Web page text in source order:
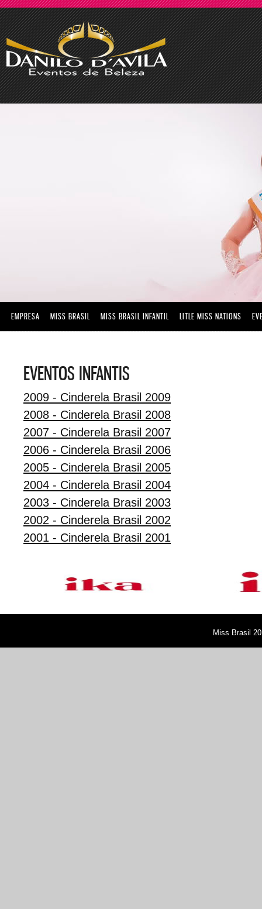
EMPRESA MISS BRASIL MISS BRASIL INFANTIL LITLE MISS NATIONS
EVENTOS INFANTIS
2009 - Cinderela Brasil 2009
2008 - Cinderela Brasil 2008
2007 - Cinderela Brasil 2007
2006 - Cinderela Brasil 2006
2005 - Cinderela Brasil 2005
2004 - Cinderela Brasil 2004
2003 - Cinderela Brasil 2003
2002 - Cinderela Brasil 2002
2001 - Cinderela Brasil 2001
Miss Brasil